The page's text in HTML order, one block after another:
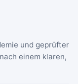
und geprüfter
einem klaren,